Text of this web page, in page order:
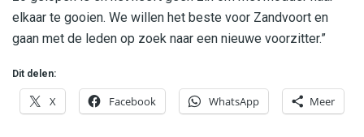
elkaar te gooien. We willen het beste voor Zandvoort en
gaan met de leden op zoek naar een nieuwe voorzitter.”
Dit delen:
X Facebook WhatsApp Meer